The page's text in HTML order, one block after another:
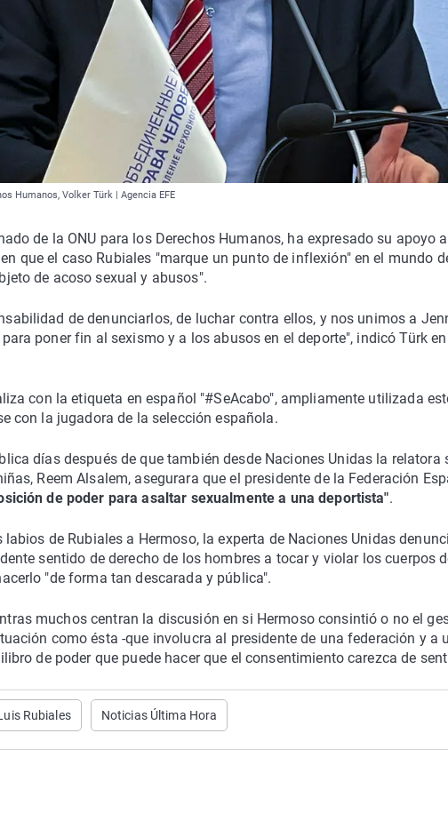
Humanos, Volker Türk | Agencia EFE
de la ONU para los Derechos Humanos, ha expresado su apoyo
que el caso Rubiales "marque un punto de inflexión" en el mundo
de acoso sexual y abusos".
de denunciarlos, de luchar contra ellos, y nos unimos a
poner fin al sexismo y a los abusos en el deporte", indicó Türk
con la etiqueta en español "#SeAcabo", ampliamente utilizada
con la jugadora de la selección española.
días después de que también desde Naciones Unidas la relatora
Reem Alsalem, asegurara que el presidente de la Federación
de poder para asaltar sexualmente a una deportista".
labios de Rubiales a Hermoso, la experta de Naciones Unidas
sentido de derecho de los hombres a tocar y violar los cuerpos
"de forma tan descarada y pública".
muchos centran la discusión en si Hermoso consintió o no el
como ésta -que involucra al presidente de una federación y a
de poder que puede hacer que el consentimiento carezca de
Rubiales Noticias Última Hora